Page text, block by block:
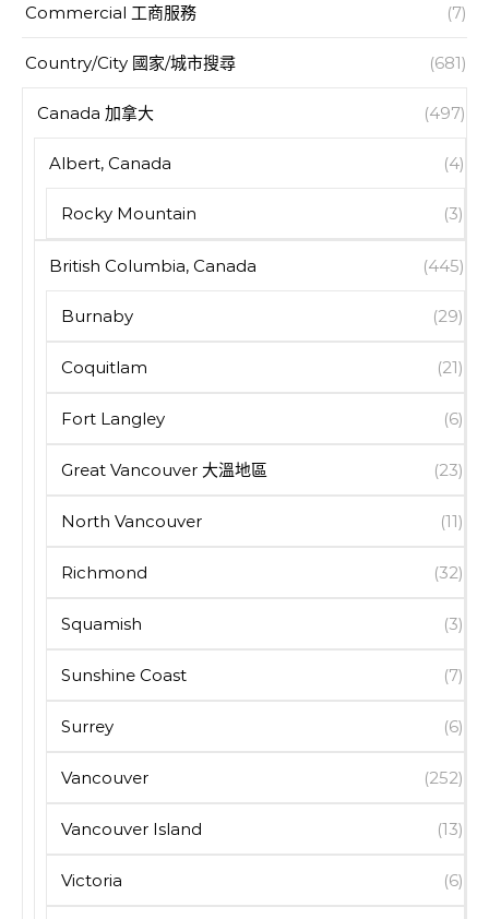
Commercial 工商服務 (7)
Country/City 國家/城市搜尋 (681)
Canada 加拿大 (497)
Albert, Canada (4)
Rocky Mountain (3)
British Columbia, Canada (445)
Burnaby (29)
Coquitlam (21)
Fort Langley (6)
Great Vancouver 大溫地區 (23)
North Vancouver (11)
Richmond (32)
Squamish (3)
Sunshine Coast (7)
Surrey (6)
Vancouver (252)
Vancouver Island (13)
Victoria (6)